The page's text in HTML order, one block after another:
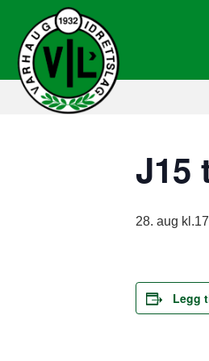
J15
28. aug
Legg